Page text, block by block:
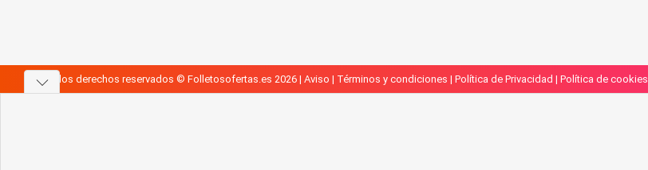
Todos los derechos reservados © Folletosofertas.es 2026 | Aviso | Términos y condiciones | Política de Privacidad | Política de cookies